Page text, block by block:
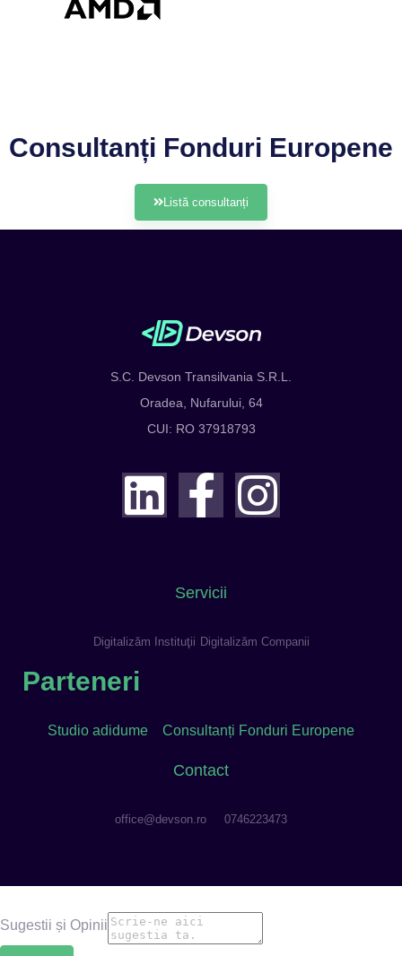
Consultanți Fonduri Europene
Listă consultanți
S.C. Devson Transilvania S.R.L.
Oradea, Nufarului, 64
CUI: RO 37918793
Servicii
Digitalizăm Instituţii Digitalizăm Companii
Parteneri
Studio adidume Consultanți Fonduri Europene
Contact
office@devson.ro 0746223473
Sugestii și Opinii